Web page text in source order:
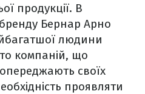
продукції. В
Бернар Арно
людини
компаній, що
своїх
проявляти